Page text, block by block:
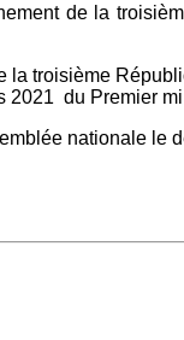
de la
la troisième
2021 du Premier
nationale le